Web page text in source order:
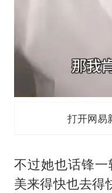
打开网易
不过她也话锋
美来得快也去得